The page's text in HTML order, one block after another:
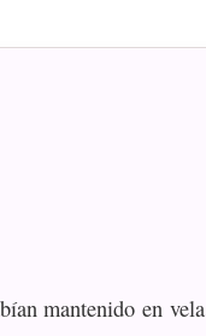
mantenido en vela